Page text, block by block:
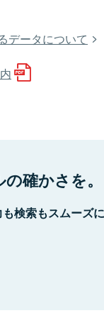
データについて
確かさを。
検索もスムーズ